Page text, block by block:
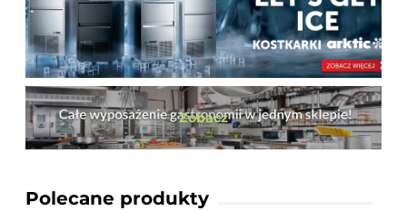
Zobacz
Polecane produkty